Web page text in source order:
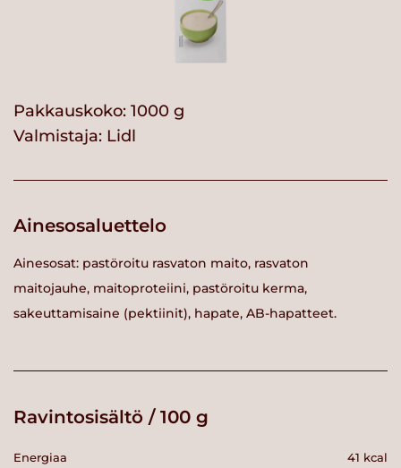
Pakkauskoko: 1000 g
Valmistaja: Lidl
Ainesosaluettelo
Ainesosat: pastöroitu rasvaton maito, rasvaton
maitojauhe, maitoproteiini, pastöroitu kerma,
sakeuttamisaine (pektiinit), hapate, AB-hapatteet.
Ravintosisältö / 100 g
Energiaa 41 kcal